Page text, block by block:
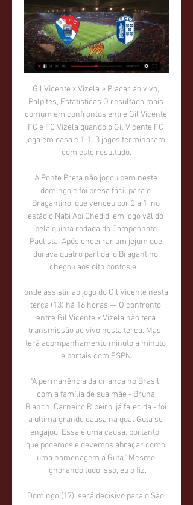
Gil Vicente x Vizela » Placar ao vivo, Palpites, Estatísticas O resultado mais comum em confrontos entre Gil Vicente FC e FC Vizela quando o Gil Vicente FC joga em casa é 1-1. 3 jogos terminaram com este resultado.

A Ponte Preta não jogou bem neste domingo e foi presa fácil para o Bragantino, que venceu por 2 a 1, no estádio Nabi Abi Chedid, em jogo válido pela quinta rodada do Campeonato Paulista. Após encerrar um jejum que durava quatro partida, o Bragantino chegou aos oito pontos e …

onde assistir ao jogo do Gil Vicente nesta terça (13) há 16 horas — O confronto entre Gil Vicente x Vizela não terá transmissão ao vivo nesta terça. Mas, terá acompanhamento minuto a minuto e portais com ESPN.

"A permanência da criança no Brasil, com a família de sua mãe - Bruna Bianchi Carneiro Ribeiro, já falecida - foi a última grande causa na qual Guta se engajou. Essa é uma causa, portanto, que podemos e devemos abraçar como uma homenagem a Guta." Mesmo ignorando tudo isso, eu o fiz.

Domingo (17), será decisivo para o São Paulo na Copa Paulista. Pela última rodada da primeira fase, o Tricolor encara o Taboão da Serra, às 10h, no Estádio do Morumbi, precisando somar um ponto para avançar para à segunda fase do torneio estadual dependendo apenas das próprias forças.

Benfica 3 - 0 Chaves: Final Infeliz de Krovinovic. J.G. 21.01.18 Das dúvidas que havia para este jogo, por ausência forçada de André Almeida, imperou o bom senso de Rui Vitória em não querer mudar a estrutura do meio campo para a frente de uma equipa que …

O Vitória de Setúbal subiu no domingo ao 13.º lugar da I Liga portuguesa de futebol, ao vencer em casa o Rio Ave, por 1-0, em jogo da 25.ª jornada. Um golo de André Pereira, aos 48 minutos, permitiu ao Vitória de Setúbal somar a terceira vitória consecutiva em casa e passar a somar 24 pontos

Gil Vicente FC U19 placar ao vivo, H2H e escalações Vizela U19 Gil Vicente FC U19 esultado ao vivo (e transmissão online) começa no dia 9 de mar. de 2024 as 15:00 horário UTC como parte do U19 Championship, ...

Minuto a minuto do jogo Vasco da Gama x Cruzeiro ao vivo hoje pelo Campeonato Brasileiro 2018. Horário do jogo: 16h. Acompanhe todos os lances no tempo real da VAVEL Brasil!

A partida Corinthians x Mogi Mirim neste domingo terá transmissão ao vivo da TV Globo para São Carlos/SP, com narração de Osvaldo Luis e comentários de Renato Leal, e dos canais pay-per-view Premiere, PFC HD e PFCI, com narração de Odinei Ribeiro e comentários de William Machado.

A nova camisa 3 do Flamengo vazou na internet nesta quarta-feira. O uniforme é cinza chumbo, com detalhes fluorescentes nas mangas. O calção e os meiões serão da mesma cor. Nas costas, ainda há a inscrição "1895", em …

Gil Vicente FC 1 - 1 FC Vizela 87' Golo FC Vizela Kiki FC Vizela: Golo de Kiki!Livre batido por Méndez, a bola sofre alguns ressaltos na área gilista e sobra para o remate à meia-volta de ...

Vaga de ATENDENTE DE LOCAÇÃO - SÃO CAETANO - MAUA- SÃO BERNARDO/ SANTO ANDRÉ em São Caetano do Sul ,- SP. Recepcionar os clientes nas lojas, esclarecendo dúvidas e …

A Opel não assume qualquer responsabilidade por prejuízos, danos materiais ou pessoais que possam advir direta ou indiretamente do acesso a este site e/ou da utilização da informação nele contida. É possível que ocorram alterações de produto após o seu lançamento. É também possível que parte do equipamento descrito possa não.

No duelo entre equipes do ABC Paulista, melhor para o São Cristóvão Saúde/São Caetano (SP). A equipe comandado pelo treinador Haírton Cabral venceu o São Bernardo Vôlei (SP) por 3 sets a 0 (25/22, 25/22 e 25/22), em 1h38 de jogo, no Lauro Gomes, em São Caetano.

Tag Archives: viver em Portugal. Portugal: destino de nova imigração. Paulo Costa 6 de Abril de 2017 1,034 . Mais de 14.000 franceses e italianos em 2015 mudaram-se para Portugal.

Serra Macaense e Barra da Tijuca ainda sonham. No Grupo B a disputa está um pouco mais intensa, o Bonsucesso lidera, mas Audax, São Gonçalo e Duque de Caxias estão próximos. A média de gols é de 2,57 por partida. Os visitantes tem mais vitórias, com 40% …

Regatas cavadas. Lojistas / academias / revendedores regatas para treinos 12, 90 atacado. Camisetas para. Treino. 13, 90 atacado. Mínimo 30. Peças. Enviamos para todo Brasil.. + de 100 modelos disponíveis prazo de envio consultar. Mandamos pacotes com...

Gil Vicente vs Vizela Live Score and Live Stream Gil Vicente have won twice, 3 matches ended in a draw while Vizela have won once. The most recent match between them took place on September 1, 2023 at the Liga ...

Gil Vicente x Futebol Clube Vizela placar ao vivo,palpites() Gil Vicente vs Futebol Clube Vizela placar ao vivo (e transmissão ao vivo online) começa em 2024/02/13 às 07:30:00 horário UTC em Primeira Liga.

Nesta quarta-feira (29/05), direto do Estádio Aniceto Moscoso, a Rádio FERJ transmite Barra da Tijuca x AD Itaboraí, encerrando a primeira rodada do Campeonato Estadual da Série B1. A bola rola às 15 horas.

Vizela Sub19 x Gil Vicente Sub19 » Placar ao vivo, Veja as Odds da partida entre Vizela Sub19 x Gil Vicente Sub19 ✓ Faça as suas apostas para o jogo com as melhores Odds Todos os mercados disponíveis ...

Doze linhas de ônibus da cidade de São Paulo passarão a aceitar o pagamento da passagem por cartão de crédito ou débito a partir desta segunda-feira, 16. O novo serviço valerá apenas para cartões físicos ou digitais com a tecnologia NFC ("contactless"), que …

A Guiauto Serviços E Peças - Sobral tem a qualidade e tradição no mercado de auto peças, com diversas linhas, as melhores marcas e fornecedores. As melhores opções disponíveis no segmento de peças automotivas, você encontra aqui.

Diogo Rafael com um passe magistral assistiu Nicolia e o argentino ao segundo poste não perdoou, com um desvio à "boca" da baliza, levando as bancadas ao delírio! Loucura! Assim se fechou um Sábado à BENFICA na Luz. Quão saboroso foi viver aquele momento. Este e aqueles no reduto da Oliveirense na semana passada são inesquecíveis.

Gil Vicente x Vizela Streaming Ao Vivo, Previsões Como assistir Gil Vicente x Vizela em streaming ao vivo. ✓ Previsões, mata-mata, estatísticas e placar ao vivo. Primeira Liga 13/02/2024.

Assistir Gil Vicente x Vizela Ao Vivo - 13/02/2024 dentro de 2 horas — Saiba onde assistir Gil Vicente x Vizela - Campeonato Português e fique por dentro da transmissão ao vivo online e gratuita desta partida ...

O Fim de semana ficou marcado pelos mais diversos resultados possíveis nos jogos das nossas equipas. Começando pela primeira equipa de Infantis A, pese embora a boa réplica, acabamos por perder por 2-3 com Espinho, em jogo equilibrado até ao final, sofrendo assim a primeira derrota da época.

Final de jogo: Boa Vista 0-2 Guaçuano. os dois times estão fora do campeonato com só mais um jogo para cumprir tabela. A menos que o time de Mogi-Guaçu recupere seus pontos perdidos e consiga um milagre na última rodada, as férias chegam na semana que vem para os jogadores.

Sintomas da Gravidez. Saiba aqui quais são os principais sintomas da gravidez! Sintomas da gravidez na primeira semana e no primeiro mês. Anticoncepcional. Aprenda a escolher o melhor método anticoncepcional para você! Saiba tudo sobre pílula anticoncepcional! Como Fazer Sabonete. Aprenda todos os passos necessários para fabricar.

O Benfica segue firme em busca do tricampeonato português. Nesta segunda-feira os Encarnados venceram, de virada, o Vitória de Setubal por 2 a 1 no encerramento da 30ª rodada da competição. O brasileiro Jonas deixou sua marca no Estádio da Luz.<

Benfica vs Chaves placar atual na liga Liga Português. Apresentamos os resultados em tempo real, escalações, artilheiros, estatísticas e a tabela do campeonato

Anuncios Gratis Encontros Vila Nova de Gaia. Os cookies ajudam-nos a fornecer, proteger e melhorar os serviços. Ao continuar a usar o nosso site, você concorda com a nossa Política de Cookies .

Futebol feminino Futebol de praia Futebol ao Vivo Liga Revelação Coluna Distrital Soccerex. Resumos; Dica Record by Placard.pt; Modalidades.. Santa Clara vence AD Oliveirense e segue na Taça de Portugal. Encontro da 3.ª eliminatória.. Pleno do CD confirma multa ao Benfica. Águias vão recorrer de novo, agora para o TAD.

Com o empate em 1 a 1 com o Athletico-PR na última rodada, o Santos FC chegou aos 37 pontos na segunda colocação do Campeonato Brasileiro e está apenas dois atrás do líder Flamengo, adversário da última rodada do primeiro turno. Com a oportunidade de retomar a …

Sport x Brasil de Pelotas: onde assistir ao vivo ao jogo pela Série B.. onde assistir ao vivo e horário do jogo pela Série B. Paraná x Sport terá transmissão pelos canais SporTV e Premiere. Ambos os times estão na briga por uma das vagas do G-4 da tabela,. — Paraná Clube …

A Oliveirense, campeã portuguesa, apurou-se este sábado para a final da Taça de Portugal de basquetebol, ao vencer a Ovarense, por 79-55, na segunda meia-final da prova, disputada em Portimão. Vencedor da Taça de Portugal em 2002/03, última vez que esteve na final, a Oliveirense já vencia ao intervalo por 19 pontos (43-24).

ASSISTIR Confiança x Cuiaba Esporte AO VIVO ONLINE hás 16:00 - Nesta pagina você vai assistir a partida entre Confiança x Cuiaba Esporte AO VIVO pelo Campeonato Brasileiro Série C 2016, não perca esse grande jogo, divulgue esta pagina com os seus amigos nas redes sociais !!!

Veja aqui a programação para o jogo do Chaves x Benfica no Campeonato Português Primeira Liga 2018/2019 Você saberá a data em que ocorre, o horário de início da transmissão e em qual canal poderá assistir ao jogo. – Veja também: Tabela, Classificação, Público e Renda – Campeonato Brasileiro de Futebol 2018 – Brasileirão.

O Moto Clube, por exemplo, recebeu cota de R$ 5.000,00 para jogar contra um combinado de Barra do Corda (459 km ao sul de São Luís), no mês passado. ''Hoje, dificilmente conseguiríamos ganhar isso jogando no campeonato com um time do interior em São Luís'', afirmou o diretor